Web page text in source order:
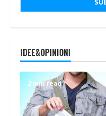
IDEE&OPINIONI
2 min read